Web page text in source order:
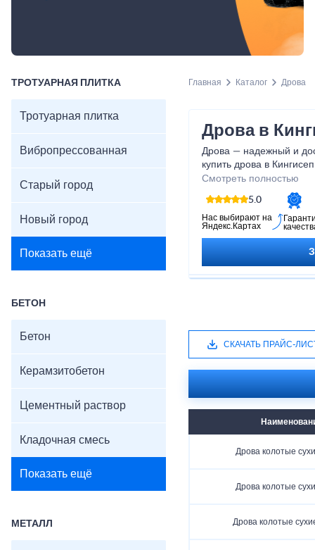
ТРОТУАРНАЯ ПЛИТКА
Тротуарная плитка
Вибропрессованная
Старый город
Новый город
Показать ещё
БЕТОН
Бетон
Керамзитобетон
Цементный раствор
Кладочная смесь
Показать ещё
МЕТАЛЛ
Главная Каталог Дрова
Дрова в
Дрова — надежный и
купить дрова в
компанию. Как
продукта.
Продаем мелким и
дрова указана за
Смотреть полностью
5.0
Нас выбирают на
Яндекс.Картах
СКАЧАТЬ ПРАЙС-
Дрова колотые
Дрова колотые
Дрова колотые